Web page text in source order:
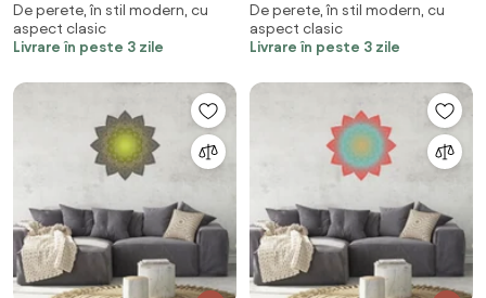
Galaxia cu inscripție
De perete, în stil modern, cu
aspect clasic
Livrare în peste 3 zile
dulce casă
De perete, în stil modern, cu
aspect clasic
Livrare în peste 3 zile